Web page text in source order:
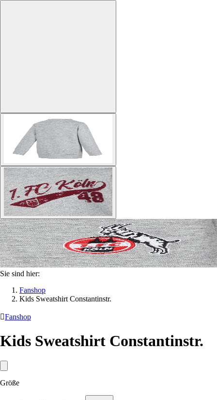
Sie sind hier:
Fanshop
Kids Sweatshirt Constantinstr.
Fanshop
Kids Sweatshirt Constantinstr.
Größe